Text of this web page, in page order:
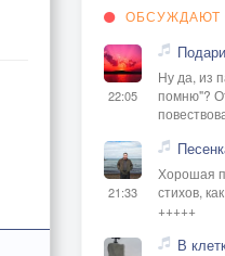
ОБСУЖДАЮТ
22:05
Ну да, из
помню"?
21:33
Хорошая
стихов,
+++++
В